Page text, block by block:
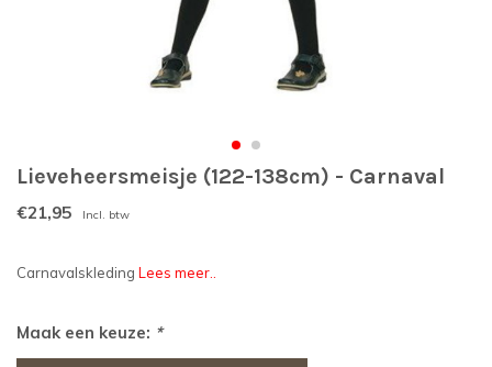
Lieveheersmeisje (122-138cm) - Carnaval
€21,95 Incl. btw
Carnavalskleding Lees meer..
Maak een keuze: *